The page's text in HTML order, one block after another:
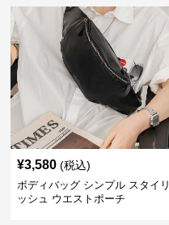
¥3,580 (税込)
ボディバッグ シンプル スタイリ
ッシュ ウエストポーチ